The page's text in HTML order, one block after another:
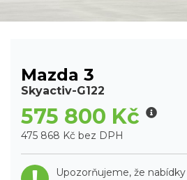
Mazda 3
Skyactiv-G122
575 800 Kč
475 868 Kč bez DPH
Upozorňujeme, že